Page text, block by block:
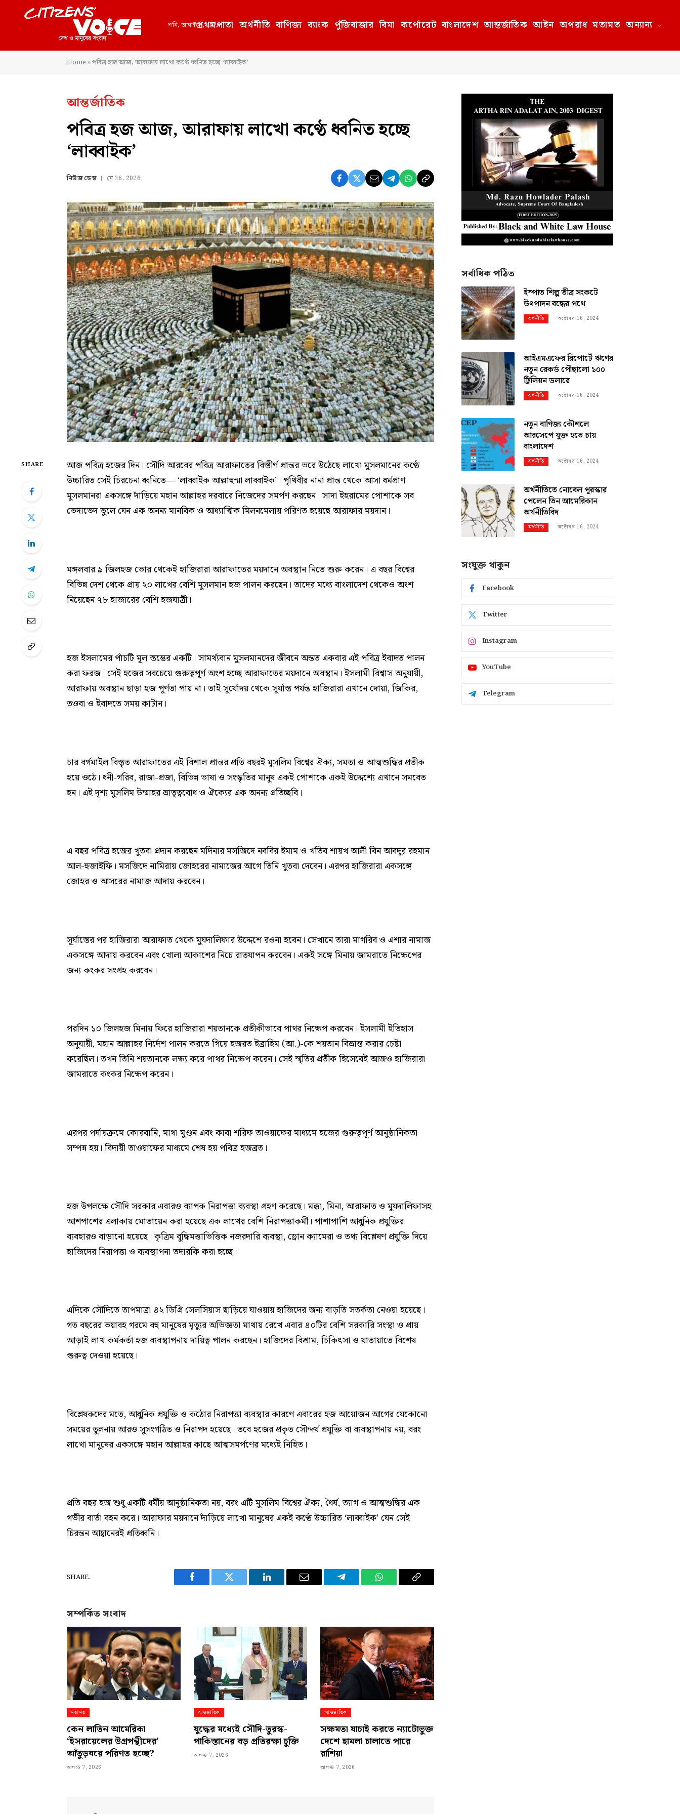
শনি, আগস্ট 8, 2026
প্রথমপাতা অর্থনীতি বাণিজ্য ব্যাংক পুঁজিবাজার বিমা কর্পোরেট বাংলাদেশ আন্তর্জাতিক আইন অপরাধ মতামত অন্যান্য
Home»পবিত্র হজ আজ, আরাফায় লাখো কণ্ঠে ধ্বনিত হচ্ছে ‘লাব্বাইক’
আন্তর্জাতিক
পবিত্র হজ আজ, আরাফায় লাখো কণ্ঠে ধ্বনিত হচ্ছে
‘লাব্বাইক’
নিউজ ডেস্ক মে 26, 2026
SHARE
আজ পবিত্র হজের দিন। সৌদি আরবের পবিত্র আরাফাতের বিস্তীর্ণ প্রান্তর ভরে উঠেছে লাখো মুসলমানের কণ্ঠে
উচ্চারিত সেই চিরচেনা ধ্বনিতে— ‘লাব্বাইক আল্লাহুম্মা লাব্বাইক’। পৃথিবীর নানা প্রান্ত থেকে আসা ধর্মপ্রাণ
মুসলমানরা একসঙ্গে দাঁড়িয়ে মহান আল্লাহর দরবারে নিজেদের সমর্পণ করছেন। সাদা ইহরামের পোশাকে সব
ভেদাভেদ ভুলে যেন এক অনন্য মানবিক ও আধ্যাত্মিক মিলনমেলায় পরিণত হয়েছে আরাফার ময়দান।
মঙ্গলবার ৯ জিলহজ ভোর থেকেই হাজিরারা আরাফাতের ময়দানে অবস্থান নিতে শুরু করেন। এ বছর বিশ্বের
বিভিন্ন দেশ থেকে প্রায় ২০ লাখের বেশি মুসলমান হজ পালন করছেন। তাদের মধ্যে বাংলাদেশ থেকেও অংশ
নিয়েছেন ৭৮ হাজারের বেশি হজযাত্রী।
হজ ইসলামের পাঁচটি মূল স্তম্ভের একটি। সামর্থ্যবান মুসলমানদের জীবনে অন্তত একবার এই পবিত্র ইবাদত পালন
করা ফরজ। সেই হজের সবচেয়ে গুরুত্বপূর্ণ অংশ হচ্ছে আরাফাতের ময়দানে অবস্থান। ইসলামী বিশ্বাস অনুযায়ী,
আরাফায় অবস্থান ছাড়া হজ পূর্ণতা পায় না। তাই সূর্যোদয় থেকে সূর্যাস্ত পর্যন্ত হাজিরারা এখানে দোয়া, জিকির,
তওবা ও ইবাদতে সময় কাটান।
চার বর্গমাইল বিস্তৃত আরাফাতের এই বিশাল প্রান্তর প্রতি বছরই মুসলিম বিশ্বের ঐক্য, সমতা ও আত্মশুদ্ধির প্রতীক
হয়ে ওঠে। ধনী-গরিব, রাজা-প্রজা, বিভিন্ন ভাষা ও সংস্কৃতির মানুষ একই পোশাকে একই উদ্দেশ্যে এখানে সমবেত
হন। এই দৃশ্য মুসলিম উম্মাহর ভ্রাতৃত্ববোধ ও ঐক্যের এক অনন্য প্রতিচ্ছবি।
এ বছর পবিত্র হজের খুতবা প্রদান করছেন মদিনার মসজিদে নববির ইমাম ও খতিব শায়খ আলী বিন আবদুর রহমান
আল-হুজাইফি। মসজিদে নামিরায় জোহরের নামাজের আগে তিনি খুতবা দেবেন। এরপর হাজিরারা একসঙ্গে
জোহর ও আসরের নামাজ আদায় করবেন।
সূর্যাস্তের পর হাজিরারা আরাফাত থেকে মুযদালিফার উদ্দেশে রওনা হবেন। সেখানে তারা মাগরিব ও এশার নামাজ
একসঙ্গে আদায় করবেন এবং খোলা আকাশের নিচে রাতযাপন করবেন। একই সঙ্গে মিনায় জামরাতে নিক্ষেপের
জন্য কংকর সংগ্রহ করবেন।
পরদিন ১০ জিলহজ মিনায় ফিরে হাজিরারা শয়তানকে প্রতীকীভাবে পাথর নিক্ষেপ করবেন। ইসলামী ইতিহাস
অনুযায়ী, মহান আল্লাহর নির্দেশ পালন করতে গিয়ে হজরত ইব্রাহিম (আ.)-কে শয়তান বিভ্রান্ত করার চেষ্টা
করেছিল। তখন তিনি শয়তানকে লক্ষ্য করে পাথর নিক্ষেপ করেন। সেই স্মৃতির প্রতীক হিসেবেই আজও হাজিরারা
জামরাতে কংকর নিক্ষেপ করেন।
এরপর পর্যায়ক্রমে কোরবানি, মাথা মুণ্ডন এবং কাবা শরিফ তাওয়াফের মাধ্যমে হজের গুরুত্বপূর্ণ আনুষ্ঠানিকতা
সম্পন্ন হয়। বিদায়ী তাওয়াফের মাধ্যমে শেষ হয় পবিত্র হজব্রত।
হজ উপলক্ষে সৌদি সরকার এবারও ব্যাপক নিরাপত্তা ব্যবস্থা গ্রহণ করেছে। মক্কা, মিনা, আরাফাত ও মুযদালিফাসহ
আশপাশের এলাকায় মোতায়েন করা হয়েছে এক লাখের বেশি নিরাপত্তাকর্মী। পাশাপাশি আধুনিক প্রযুক্তির
ব্যবহারও বাড়ানো হয়েছে। কৃত্রিম বুদ্ধিমত্তাভিত্তিক নজরদারি ব্যবস্থা, ড্রোন ক্যামেরা ও তথ্য বিশ্লেষণ প্রযুক্তি দিয়ে
হাজিদের নিরাপত্তা ও ব্যবস্থাপনা তদারকি করা হচ্ছে।
এদিকে সৌদিতে তাপমাত্রা ৪২ ডিগ্রি সেলসিয়াস ছাড়িয়ে যাওয়ায় হাজিদের জন্য বাড়তি সতর্কতা নেওয়া হয়েছে।
গত বছরের ভয়াবহ গরমে বহু মানুষের মৃত্যুর অভিজ্ঞতা মাথায় রেখে এবার ৪০টির বেশি সরকারি সংস্থা ও প্রায়
আড়াই লাখ কর্মকর্তা হজ ব্যবস্থাপনায় দায়িত্ব পালন করছেন। হাজিদের বিশ্রাম, চিকিৎসা ও যাতায়াতে বিশেষ
গুরুত্ব দেওয়া হয়েছে।
বিশ্লেষকদের মতে, আধুনিক প্রযুক্তি ও কঠোর নিরাপত্তা ব্যবস্থার কারণে এবারের হজ আয়োজন আগের যেকোনো
সময়ের তুলনায় আরও সুসংগঠিত ও নিরাপদ হয়েছে। তবে হজের প্রকৃত সৌন্দর্য প্রযুক্তি বা ব্যবস্থাপনায় নয়, বরং
লাখো মানুষের একসঙ্গে মহান আল্লাহর কাছে আত্মসমর্পণের মধ্যেই নিহিত।
প্রতি বছর হজ শুধু একটি ধর্মীয় আনুষ্ঠানিকতা নয়, বরং এটি মুসলিম বিশ্বের ঐক্য, ধৈর্য, ত্যাগ ও আত্মশুদ্ধির এক
গভীর বার্তা বহন করে। আরাফার ময়দানে দাঁড়িয়ে লাখো মানুষের একই কণ্ঠে উচ্চারিত ‘লাব্বাইক’ যেন সেই
চিরন্তন আহ্বানেরই প্রতিধ্বনি।
SHARE.
Facebook Twitter LinkedIn Email Telegram WhatsAppCopy
সম্পর্কিত সংবাদ
মতামত
কেন লাতিন আমেরিকা
‘ইসরায়েলের উগ্রপন্থীদের’
আঁতুড়ঘরে পরিণত হচ্ছে?
আগস্ট 7, 2026
আন্তর্জাতিক
যুদ্ধের মধ্যেই সৌদি-তুরস্ক-
পাকিস্তানের বড় প্রতিরক্ষা চুক্তি
আগস্ট 7, 2026
আন্তর্জাতিক
সক্ষমতা যাচাই করতে ন্যাটোভুক্ত
দেশে হামলা চালাতে পারে
রাশিয়া
আগস্ট 7, 2026
সর্বাধিক পঠিত
ইস্পাত শিল্প তীব্র সংকটে
উৎপাদন বন্ধের পথে
অর্থনীতি অক্টোবর 16, 2024
আইএমএফের রিপোর্টে ঋণের
নতুন রেকর্ড পৌছালো ১০০
ট্রিলিয়ন ডলারে
অর্থনীতি অক্টোবর 16, 2024
নতুন বাণিজ্য কৌশলে
আরসেপে যুক্ত হতে চায়
বাংলাদেশ
অর্থনীতি অক্টোবর 16, 2024
অর্থনীতিতে নোবেল পুরস্কার
পেলেন তিন আমেরিকান
অর্থনীতিবিদ
অর্থনীতি অক্টোবর 16, 2024
সংযুক্ত থাকুন
Facebook
Twitter
Instagram
YouTube
Telegram